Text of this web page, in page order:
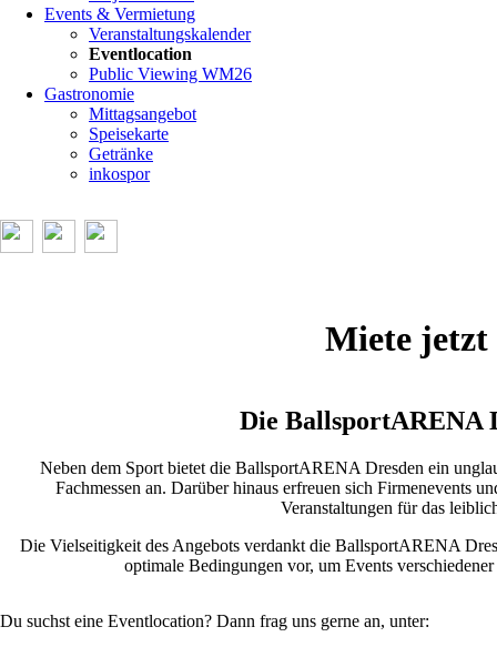
Events & Vermietung
Veranstaltungskalender
Eventlocation
Public Viewing WM26
Gastronomie
Mittagsangebot
Speisekarte
Getränke
inkospor
Miete jetzt
Die BallsportARENA
Neben dem Sport bietet die BallsportARENA Dresden ein
Fachmessen an. Darüber hinaus erfreuen sich Firmenevents
Veranstaltungen für das
Die Vielseitigkeit des Angebots verdankt die BallsportARENA
optimale Bedingungen vor, um Events
Du suchst eine Eventlocation? Dann frag uns gerne an, unter: